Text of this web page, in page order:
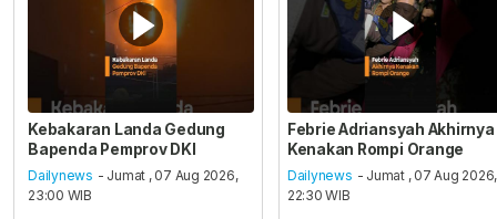
Kebakaran Landa Gedung
Bapenda Pemprov DKI
Dailynews - Jumat , 07 Aug 2026,
23:00 WIB
Febrie Adriansyah Akhirnya
Kenakan Rompi Orange
Dailynews - Jumat , 07 Aug 2026,
22:30 WIB